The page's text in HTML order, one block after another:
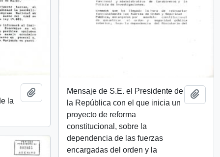
la
Añadir al portapapeles
Mensaje de S.E. el Presidente de
la República con el que inicia un
proyecto de reforma
constitucional, sobre la
dependencia de las fuerzas
encargadas del orden y la